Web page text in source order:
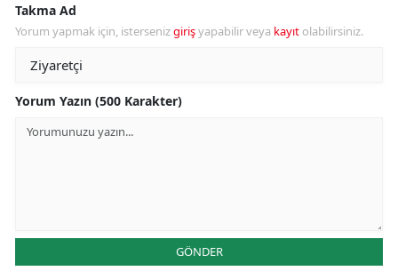
Takma Ad
Yorum yapmak için, istersenizgirişyapabilir veya kayıt olabilirsiniz.
Yorum Yazın (500 Karakter)
GÖNDER